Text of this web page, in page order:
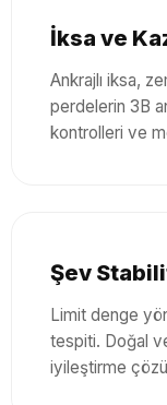
İksa ve
Ankrajlı iksa,
perdelerin 3B
kontrolleri ve
Şev
Limit denge
tespiti. Doğal
iyileştirme